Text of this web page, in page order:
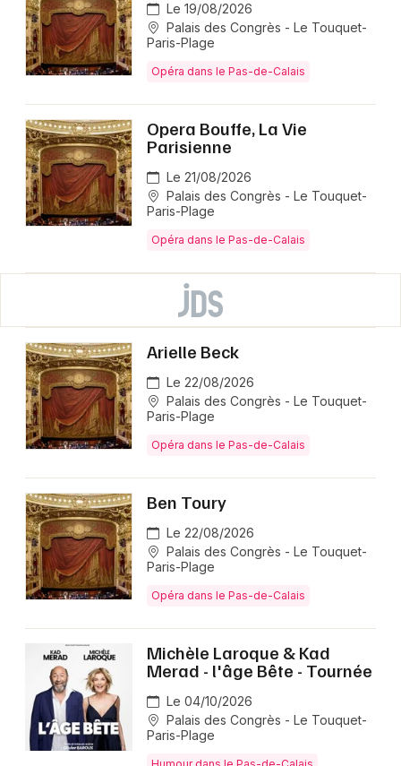
Le 19/08/2026
Palais des Congrès - Le Touquet-
Paris-Plage
Opéra dans le Pas-de-Calais
Opera Bouffe, La Vie
Parisienne
Le 21/08/2026
Palais des Congrès - Le Touquet-
Paris-Plage
Opéra dans le Pas-de-Calais
Arielle Beck
Le 22/08/2026
Palais des Congrès - Le Touquet-
Paris-Plage
Opéra dans le Pas-de-Calais
Ben Toury
Le 22/08/2026
Palais des Congrès - Le Touquet-
Paris-Plage
Opéra dans le Pas-de-Calais
Michèle Laroque & Kad
Merad - l'âge Bête - Tournée
Le 04/10/2026
Palais des Congrès - Le Touquet-
Paris-Plage